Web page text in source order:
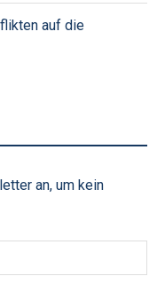
auf die
an, um kein